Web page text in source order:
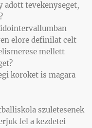
adott tevekenyseget,
elore definilat celt
mellett
koroket is magara
szuletesenek
fel a kezdetei